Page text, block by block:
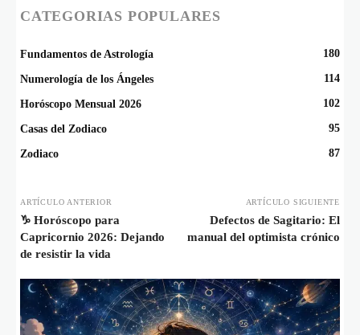
CATEGORIAS POPULARES
Fundamentos de Astrología 180
Numerología de los Ángeles 114
Horóscopo Mensual 2026 102
Casas del Zodiaco 95
Zodiaco 87
ARTÍCULO ANTERIOR
♑️ Horóscopo para
Capricornio 2026: Dejando
de resistir la vida
ARTÍCULO SIGUIENTE
Defectos de Sagitario: El
manual del optimista crónico